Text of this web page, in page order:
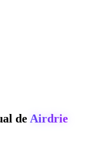
de Airdrie